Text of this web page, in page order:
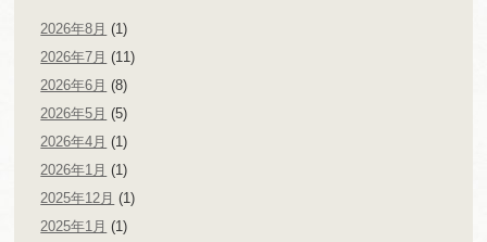
2026年8月 (1)
2026年7月 (11)
2026年6月 (8)
2026年5月 (5)
2026年4月 (1)
2026年1月 (1)
2025年12月 (1)
2025年1月 (1)